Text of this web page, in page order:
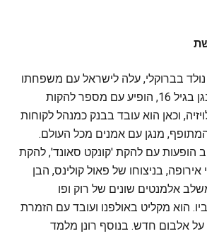
בברוקלי, עלה לישראל עם משפחתו
בגיל צעיר, התחיל לנגן בגיל 16, הופיע עם מספר להקות
וכאן הוא עובד בבנק כמנהל לקוחות
המתופף, מנגן עם אמנים מכל העולם.
הופעות עם להקת 'קונקט סאונד', להקת
בניצוחו של פאול קולינס, הבן
אלמנטים שונים של רוק ופו
הוא מקליט באולפנו ועובד עם הזמרת
אלבום חדש. בנוסף רונן מלמד